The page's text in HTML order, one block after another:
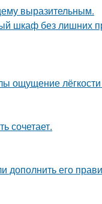
выразительным.
шкаф без лишних
ощущение лёгкости
сочетает.
дополнить его